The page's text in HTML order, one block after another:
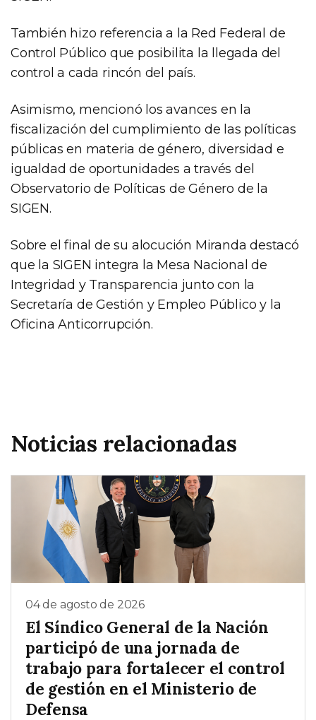
También hizo referencia a la Red Federal de
Control Público que posibilita la llegada del
control a cada rincón del país.
Asimismo, mencionó los avances en la
fiscalización del cumplimiento de las políticas
públicas en materia de género, diversidad e
igualdad de oportunidades a través del
Observatorio de Políticas de Género de la
SIGEN.
Sobre el final de su alocución Miranda destacó
que la SIGEN integra la Mesa Nacional de
Integridad y Transparencia junto con la
Secretaría de Gestión y Empleo Público y la
Oficina Anticorrupción.
Noticias relacionadas
04 de agosto de 2026
El Síndico General de la Nación
participó de una jornada de
trabajo para fortalecer el control
de gestión en el Ministerio de
Defensa